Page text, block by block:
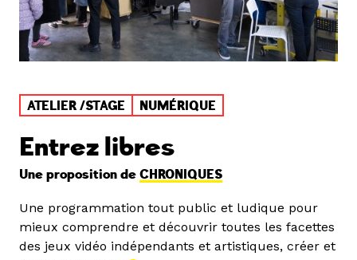
ATELIER /STAGE NUMÉRIQUE
Entrez libres
Une proposition de CHRONIQUES
Une programmation tout public et ludique pour
mieux comprendre et découvrir toutes les facettes
des jeux vidéo indépendants et artistiques, créer et